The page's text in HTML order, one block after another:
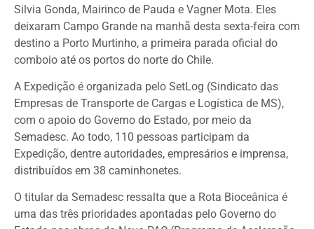
Silvia Gonda, Mairinco de Pauda e Vagner Mota. Eles
deixaram Campo Grande na manhã desta sexta-feira com
destino a Porto Murtinho, a primeira parada oficial do
comboio até os portos do norte do Chile.
A Expedição é organizada pelo SetLog (Sindicato das
Empresas de Transporte de Cargas e Logística de MS),
com o apoio do Governo do Estado, por meio da
Semadesc. Ao todo, 110 pessoas participam da
Expedição, dentre autoridades, empresários e imprensa,
distribuídos em 38 caminhonetes.
O titular da Semadesc ressalta que a Rota Bioceânica é
uma das três prioridades apontadas pelo Governo do